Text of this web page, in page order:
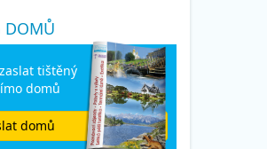
DOMŮ
tištěný
domů
domů